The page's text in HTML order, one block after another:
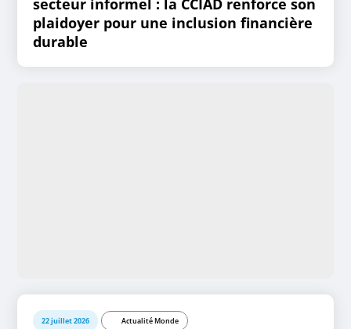
secteur informel : la CCIAD renforce son
plaidoyer pour une inclusion financière
durable
22 juillet 2026 Actualité Monde